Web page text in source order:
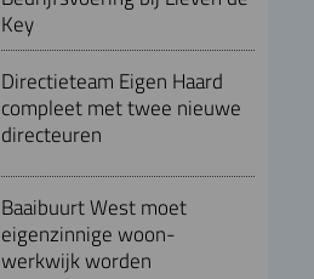
Key
Directieteam Eigen Haard
compleet met twee nieuwe
directeuren
Baaibuurt West moet
eigenzinnige woon-
werkwijk worden